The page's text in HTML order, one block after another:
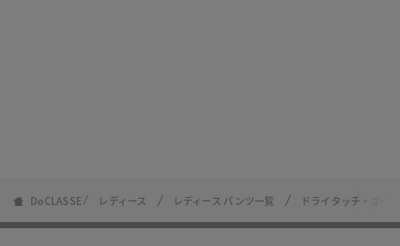
DoCLASSE レディース レディース パンツ一覧 ドライタッチ・ポケ